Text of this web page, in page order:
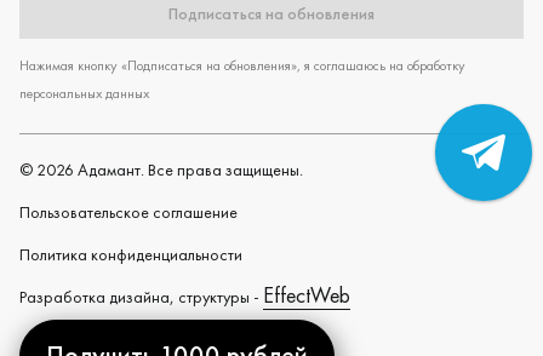
Подписаться на обновления
Нажимая кнопку «Подписаться на обновления», я соглашаюсь на обработку
персональных данных
© 2026 Адамант. Все права защищены.
Пользовательское cоглашение
Политика конфиденциальности
Разработка дизайна, структуры - EffectWeb